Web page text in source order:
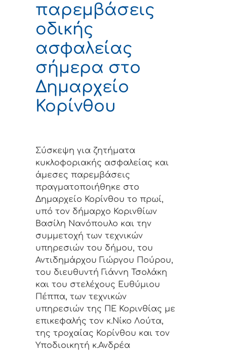
παρεμβάσεις
οδικής
ασφαλείας
σήμερα στο
Δημαρχείο
Κορίνθου
Σύσκεψη για ζητήματα
κυκλοφοριακής ασφαλείας και
άμεσες παρεμβάσεις
πραγματοποιήθηκε στο
Δημαρχείο Κορίνθου το πρωί,
υπό τον δήμαρχο Κορινθίων
Βασίλη Νανόπουλο και την
συμμετοχή των τεχνικών
υπηρεσιών του δήμου, του
Αντιδημάρχου Γιώργου Πούρου,
του διευθυντή Γιάννη Τσολάκη
και του στελέχους Ευθύμιου
Πέππα, των τεχνικών
υπηρεσιών της ΠΕ Κορινθίας με
επικεφαλής τον κ.Νίκο Λούτα,
της τροχαίας Κορίνθου και τον
Υποδιοικητή κ.Ανδρέα